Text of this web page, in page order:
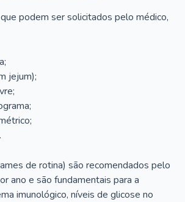
podem ser solicitados pelo médico,
jejum);
de rotina) são recomendados pelo
ano e são fundamentais para a
imunológico, níveis de glicose no